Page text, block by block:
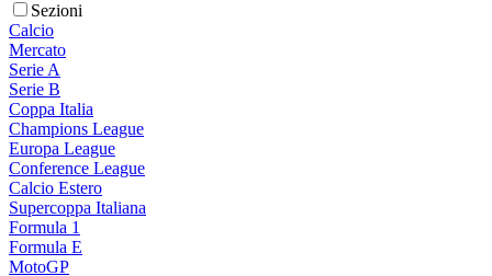
Sezioni
Calcio
Mercato
Serie A
Serie B
Coppa Italia
Champions League
Europa League
Conference League
Calcio Estero
Supercoppa Italiana
Formula 1
Formula E
MotoGP